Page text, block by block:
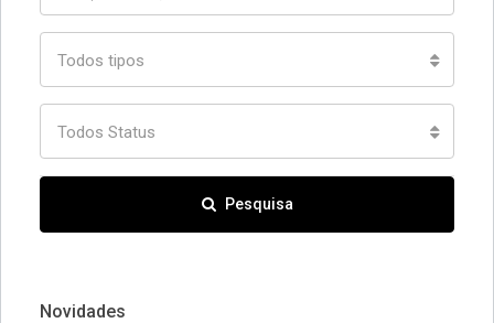
Todos tipos
Todos Status
Pesquisa
Novidades